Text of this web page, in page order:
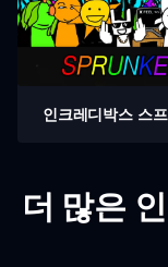
인크레디박스 스
더 많은